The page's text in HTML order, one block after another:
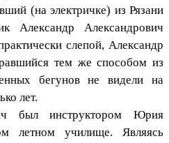
(на электричке) из Рязани
Александр Александрович
слепой, Александр
тем же способом из
бегунов не видели на
лет.
был инструктором Юрия
летном училище. Являясь